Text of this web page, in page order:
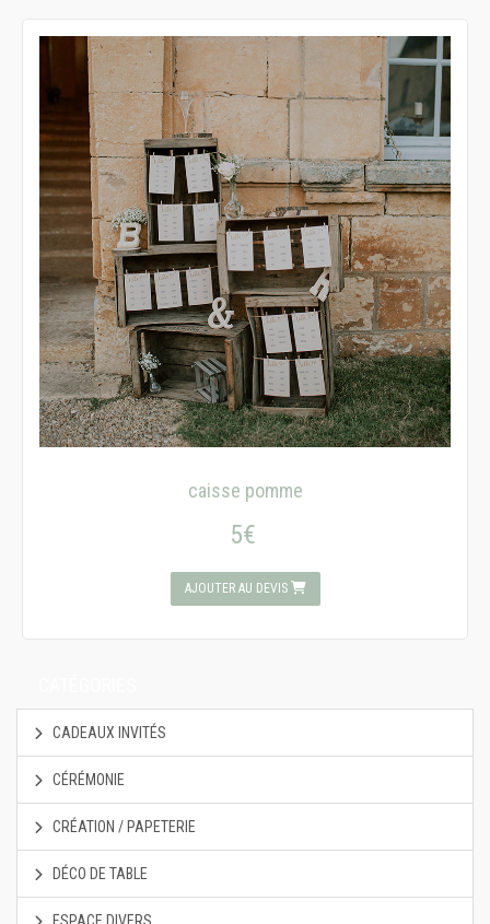
caisse pomme
5€
AJOUTER AU DEVIS
CADEAUX INVITÉS
CÉRÉMONIE
CRÉATION / PAPETERIE
DÉCO DE TABLE